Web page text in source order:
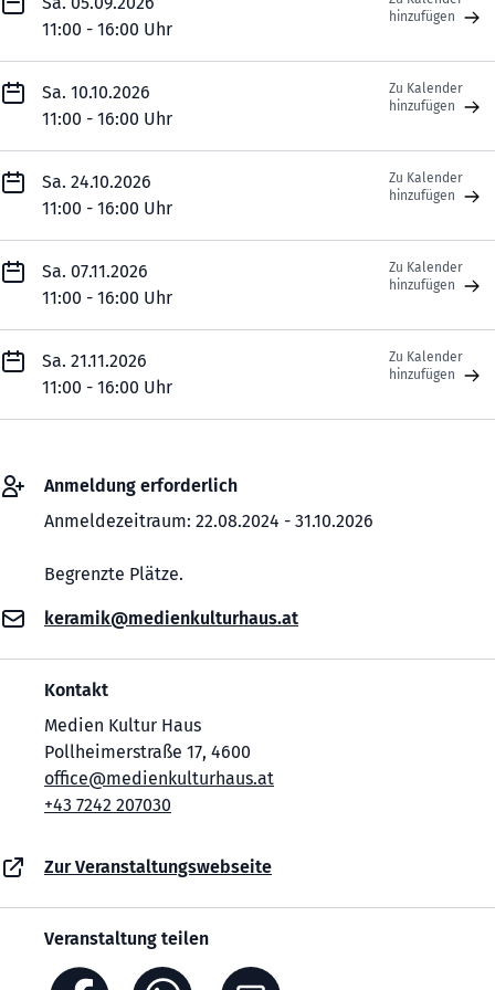
11:00 - 16:00 Uhr
hinzufügen
Sa. 10.10.2026
11:00 - 16:00 Uhr
Zu Kalender
hinzufügen
Sa. 24.10.2026
11:00 - 16:00 Uhr
Zu Kalender
hinzufügen
Sa. 07.11.2026
11:00 - 16:00 Uhr
Zu Kalender
hinzufügen
Sa. 21.11.2026
11:00 - 16:00 Uhr
Zu Kalender
hinzufügen
Anmeldung erforderlich
Anmeldezeitraum: 22.08.2024 - 31.10.2026
Begrenzte Plätze.
keramik@medienkulturhaus.at
Kontakt
Medien Kultur Haus
Pollheimerstraße 17, 4600
office@medienkulturhaus.at
+43 7242 207030
Zur Veranstaltungswebseite
Veranstaltung teilen